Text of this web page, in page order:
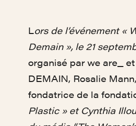
Lors de l’événement «
Demain », le 21
organisé par we are_
DEMAIN, Rosalie
fondatrice de la
Plastic » et Cynthia